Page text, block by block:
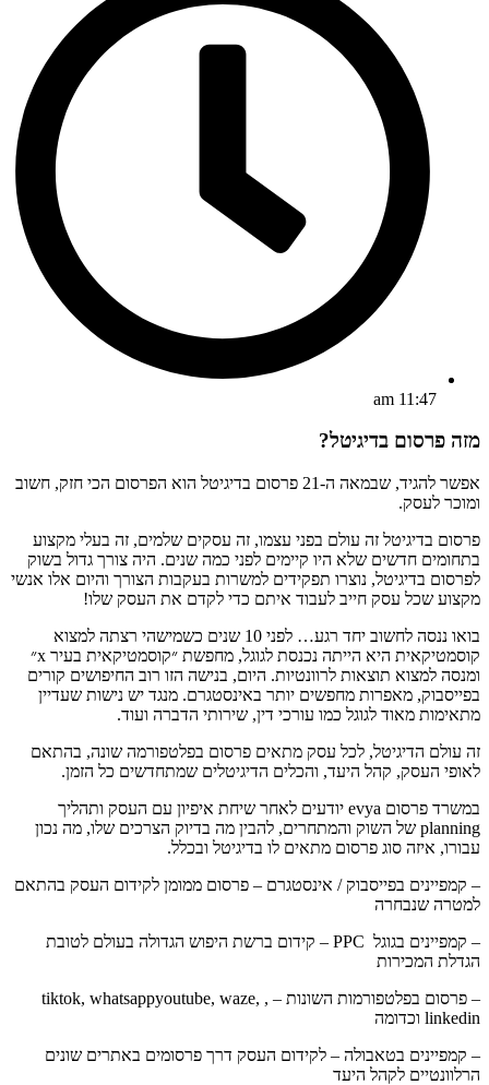
11:47 am
מזה פרסום בדיגיטל?
אפשר להגיד, שבמאה ה-21 פרסום בדיגיטל הוא הפרסום הכי חזק, חשוב
ומוכר לעסק.
פרסום בדיגיטל זה עולם בפני עצמו, זה עסקים שלמים, זה בעלי מקצוע
בתחומים חדשים שלא היו קיימים לפני כמה שנים. היה צורך גדול בשוק
לפרסום בדיגיטל, נוצרו תפקידים למשרות בעקבות הצורך והיום אלו אנשי
מקצוע שכל עסק חייב לעבוד איתם כדי לקדם את העסק שלו!
בואו ננסה לחשוב יחד רגע… לפני 10 שנים כשמישהי רצתה למצוא
קוסמטיקאית היא הייתה נכנסת לגוגל, מחפשת ״קוסמטיקאית בעיר x״
ומנסה למצוא תוצאות לרוונטיות. היום, בנישה הזו רוב החיפושים קורים
בפייסבוק, מאפרות מחפשים יותר באינסטגרם. מנגד יש נישות שעדיין
מתאימות מאוד לגוגל כמו עורכי דין, שירותי הדברה ועוד.
זה עולם הדיגיטל, לכל עסק מתאים פרסום בפלטפורמה שונה, בהתאם
לאופי העסק, קהל היעד, והכלים הדיגיטלים שמתחדשים כל הזמן.
במשרד פרסום evya יודעים לאחר שיחת איפיון עם העסק ותהליך
planning של השוק והמתחרים, להבין מה בדיוק הצרכים שלו, מה נכון
עבורו, איזה סוג פרסום מתאים לו בדיגיטל ובכלל.
– קמפיינים בפייסבוק / אינסטגרם – פרסום ממומן לקידום העסק בהתאם
למטרה שנבחרה
– קמפיינים בגוגל PPC – קידום ברשת היפוש הגדולה בעולם לטובת
הגדלת המכירות
– פרסום בפלטפורמות השונות – , tiktok, whatsappyoutube, waze,
linkedin וכדומה
– קמפיינים בטאבולה – לקידום העסק דרך פרסומים באתרים שונים
הרלוונטיים לקהל היעד